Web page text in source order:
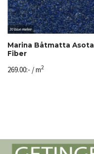
Marina Båtmatta Asota
Fiber
269.00:- / m2